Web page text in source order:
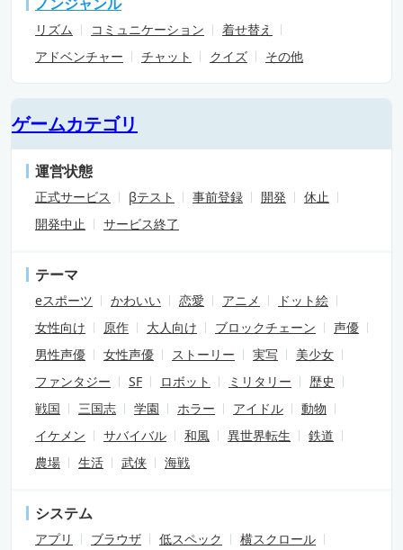
リズム コミュニケーション
着せ替え
アドベンチャー
チャット クイズ その他
ゲームカテゴリ
運営状態
正式サービス βテスト 事前登録 開発
休止
開発中止
サービス終了
テーマ
eスポーツ かわいい 恋愛 アニメ
ドット絵
女性向け
原作 大人向け ブロックチェーン
声優
男性声優
女性声優 ストーリー 実写
美少女
ファンタジー
SF ロボット ミリタリー
歴史
戦国
三国志 学園 ホラー アイドル
動物
イケメン
サバイバル 和風 異世界転生
鉄道
農場
生活 武侠 海戦
システム
アプリ ブラウザ 低スペック
横スクロール